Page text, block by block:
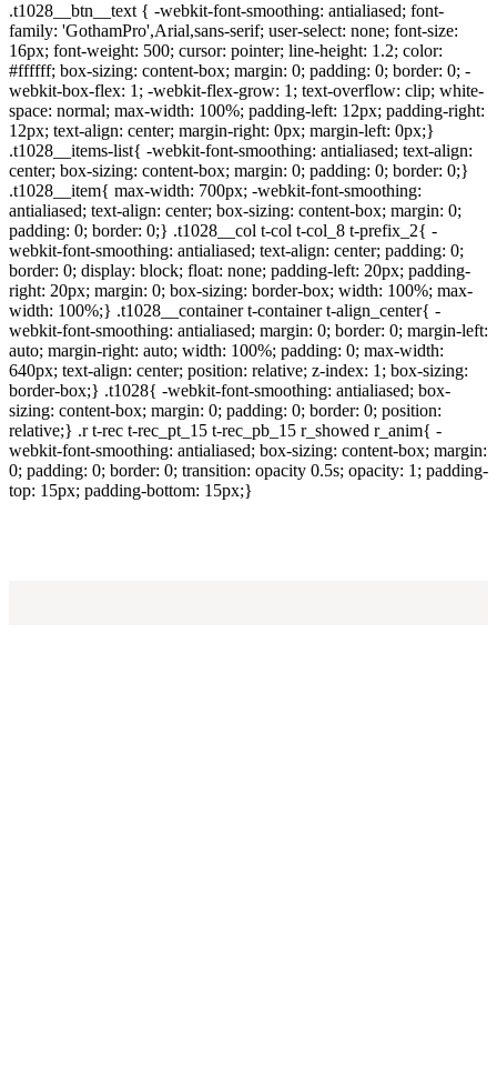
.t1028__btn__text { -webkit-font-smoothing: antialiased; font-
family: 'GothamPro',Arial,sans-serif; user-select: none; font-size:
16px; font-weight: 500; cursor: pointer; line-height: 1.2; color:
#ffffff; box-sizing: content-box; margin: 0; padding: 0; border: 0; -
webkit-box-flex: 1; -webkit-flex-grow: 1; text-overflow: clip; white-
space: normal; max-width: 100%; padding-left: 12px; padding-right:
12px; text-align: center; margin-right: 0px; margin-left: 0px;}
.t1028__items-list{ -webkit-font-smoothing: antialiased; text-align:
center; box-sizing: content-box; margin: 0; padding: 0; border: 0;}
.t1028__item{ max-width: 700px; -webkit-font-smoothing:
antialiased; text-align: center; box-sizing: content-box; margin: 0;
padding: 0; border: 0;} .t1028__col t-col t-col_8 t-prefix_2{ -
webkit-font-smoothing: antialiased; text-align: center; padding: 0;
border: 0; display: block; float: none; padding-left: 20px; padding-
right: 20px; margin: 0; box-sizing: border-box; width: 100%; max-
width: 100%;} .t1028__container t-container t-align_center{ -
webkit-font-smoothing: antialiased; margin: 0; border: 0; margin-left:
auto; margin-right: auto; width: 100%; padding: 0; max-width:
640px; text-align: center; position: relative; z-index: 1; box-sizing:
border-box;} .t1028{ -webkit-font-smoothing: antialiased; box-
sizing: content-box; margin: 0; padding: 0; border: 0; position:
relative;} .r t-rec t-rec_pt_15 t-rec_pb_15 r_showed r_anim{ -
webkit-font-smoothing: antialiased; box-sizing: content-box; margin:
0; padding: 0; border: 0; transition: opacity 0.5s; opacity: 1; padding-
top: 15px; padding-bottom: 15px;}